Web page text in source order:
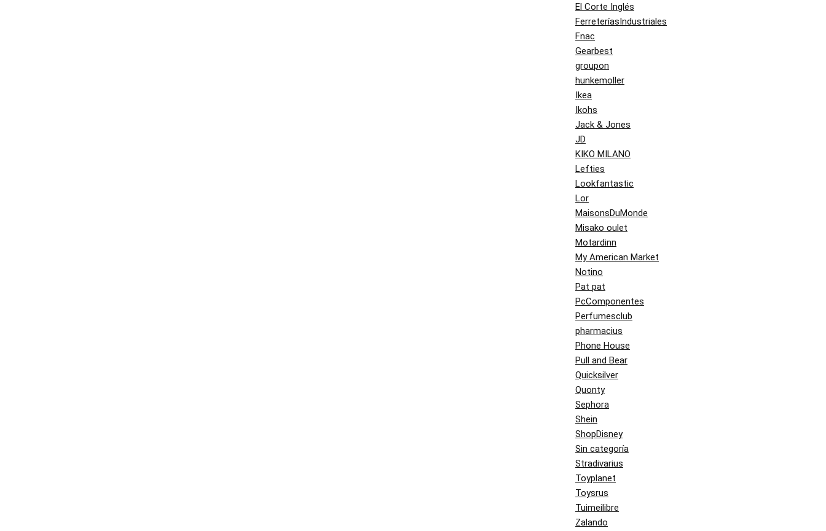
El Corte Inglés
FerreteríasIndustriales
Fnac
Gearbest
groupon
hunkemoller
Ikea
Ikohs
Jack & Jones
JD
KIKO MILANO
Lefties
Lookfantastic
Lor
MaisonsDuMonde
Misako oulet
Motardinn
My American Market
Notino
Pat pat
PcComponentes
Perfumesclub
pharmacius
Phone House
Pull and Bear
Quicksilver
Quonty
Sephora
Shein
ShopDisney
Sin categoría
Stradivarius
Toyplanet
Toysrus
Tuimeilibre
Zalando